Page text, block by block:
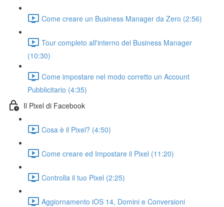
Come creare un Business Manager da Zero (2:56)
Tour completo all'interno del Business Manager
(10:30)
Come impostare nel modo corretto un Account
Pubblicitario (4:35)
Il Pixel di Facebook
Cosa è il Pixel? (4:50)
Come creare ed Impostare il Pixel (11:20)
Controlla il tuo Pixel (2:25)
Aggiornamento iOS 14, Domini e Conversioni